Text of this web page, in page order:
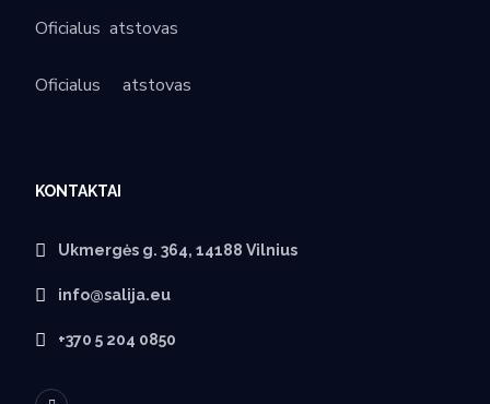
Oficialus atstovas
Oficialus atstovas
KONTAKTAI
Ukmergės g. 364, 14188 Vilnius
info@salija.eu
+370 5 204 0850